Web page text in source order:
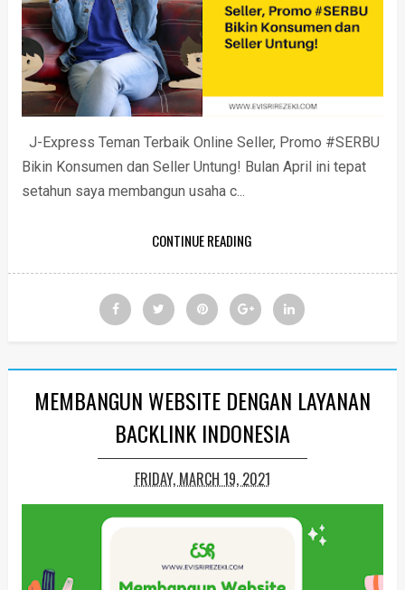
J-Express Teman Terbaik Online Seller, Promo #SERBU
Bikin Konsumen dan Seller Untung! Bulan April ini tepat
setahun saya membangun usaha c...
CONTINUE READING
MEMBANGUN WEBSITE DENGAN LAYANAN
BACKLINK INDONESIA
FRIDAY, MARCH 19, 2021